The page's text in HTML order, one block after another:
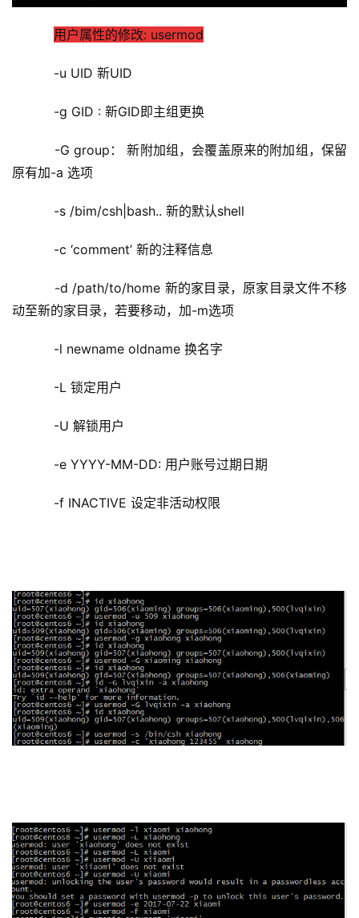
用户属性的修改: usermod
    -u UID 新UID
    -g GID : 新GID即主组更换
原有加-a 选项
    -s /bim/csh|bash.. 新的默认shell
    -c ‘comment’ 新的注释信息
动至新的家目录，若要移动，加-m选项
    -l newname oldname 换名字
    -L 锁定用户
    -U 解锁用户
    -e YYYY-MM-DD: 用户账号过期日期
    -f INACTIVE 设定非活动权限